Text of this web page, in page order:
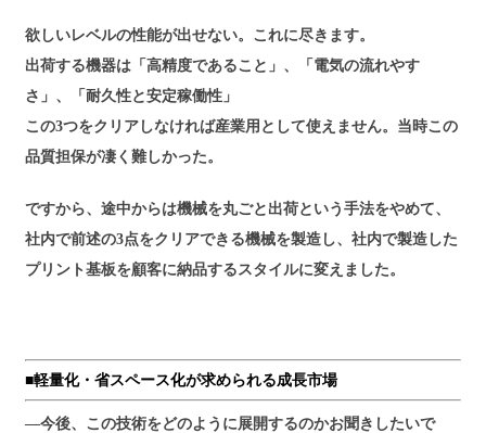
欲しいレベルの性能が出せない。これに尽きます。
出荷する機器は「高精度であること」、「電気の流れやす
さ」、「耐久性と安定稼働性」
この3つをクリアしなければ産業用として使えません。当時この
品質担保が凄く難しかった。
ですから、途中からは機械を丸ごと出荷という手法をやめて、
社内で前述の3点をクリアできる機械を製造し、社内で製造した
プリント基板を顧客に納品するスタイルに変えました。
■軽量化・省スペース化が求められる成長市場
―今後、この技術をどのように展開するのかお聞きしたいで